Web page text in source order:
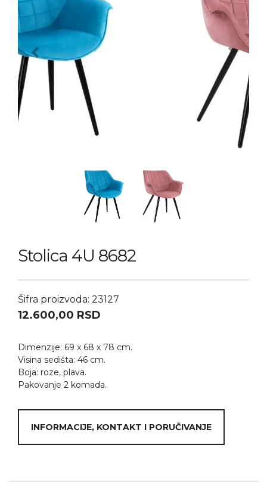
Previous Next
Stolica 4U 8682
Šifra proizvoda: 23127
12.600,00 RSD
Dimenzije: 69 x 68 x 78 cm.
Visina sedišta: 46 cm.
Boja: roze, plava.
Pakovanje 2 komada.
INFORMACIJE, KONTAKT I PORUČIVANJE